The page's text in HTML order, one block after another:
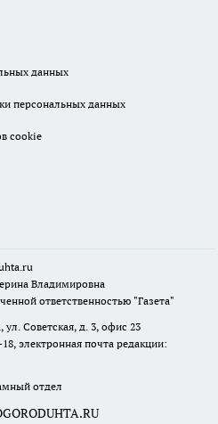
данных
персональных данных
cookie
Владимировна
ответственностью "Газета"
ул. Советская, д. 3, офис 23
электронная почта редакции:
отдел